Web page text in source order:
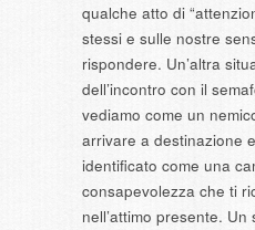
qualche atto di
stessi e sulle nostre
rispondere. Un’altra
dell’incontro con il
vediamo come un
arrivare a destinazione
identificato come una
consapevolezza che ti
nell’attimo presente.